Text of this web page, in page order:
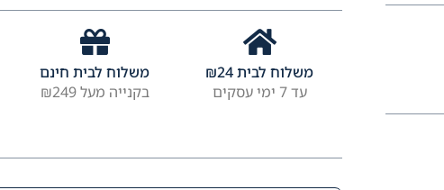
משלוח לבית ₪24
עד 7 ימי עסקים
משלוח לבית חינם
בקנייה מעל ₪249